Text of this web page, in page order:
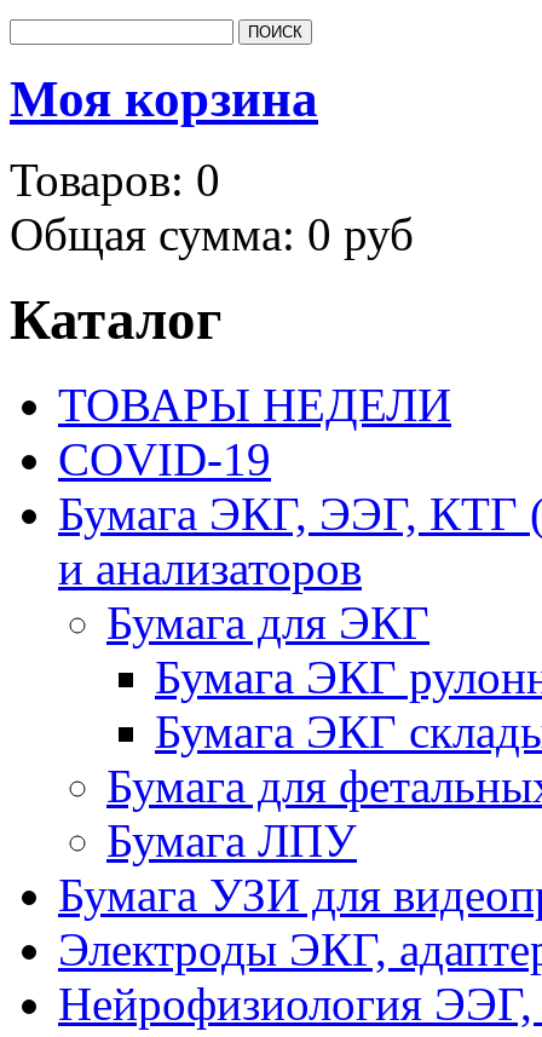
Моя корзина
Товаров: 0
Общая сумма: 0 руб
Каталог
ТОВАРЫ НЕДЕЛИ
COVID-19
Бумага ЭКГ, ЭЭГ, КТГ
и анализаторов
Бумага для ЭКГ
Бумага ЭКГ
Бумага ЭКГ
Бумага для
Бумага ЛПУ
Бумага УЗИ для
Электроды ЭКГ,
Нейрофизиология